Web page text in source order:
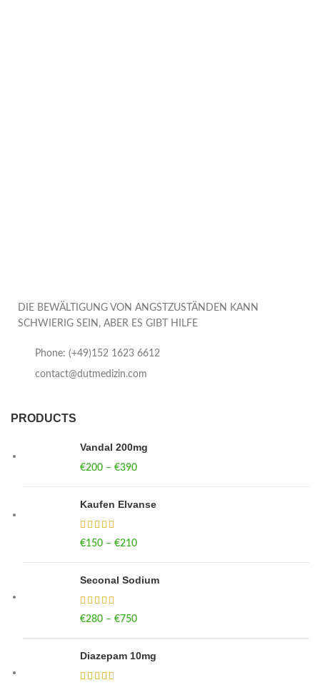
DIE BEWÄLTIGUNG VON ANGSTZUSTÄNDEN KANN
SCHWIERIG SEIN, ABER ES GIBT HILFE
Phone: (+49)152 1623 6612
contact@dutmedizin.com
PRODUCTS
Vandal 200mg
€200 – €390
Kaufen Elvanse
€150 – €210
Seconal Sodium
€280 – €750
Diazepam 10mg